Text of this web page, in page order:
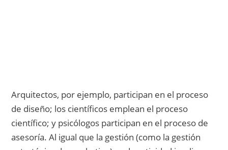
Arquitectos, por ejemplo, participan en el proceso
de diseño; los científicos emplean el proceso
científico; y psicólogos participan en el proceso de
asesoría. Al igual que la gestión (como la gestión